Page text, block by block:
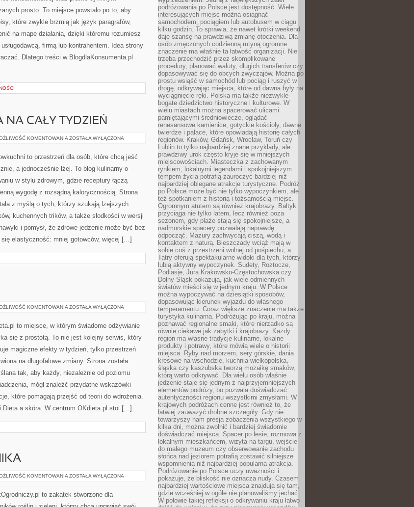
prosto. To miejsce powstało po to, aby
które zwykle brzmią jak język paragrafów,
na mapę działania, dzięki któremu rozumiesz
firmą lub kontrahentem. Idea strony
Dlatego treści w BlogdlaKonsumenta.pl
NA CAŁY TYDZIEŃ
KOMENTOWANIA MEAL
PUDEŁKA
NA
TYDZIEŃ
ZOSTAŁA WYŁĄCZONA
to przestrzeń dla osób, które chcą jeść
a jednocześnie lżej. To blog kulinarny o
w stylu zdrowym, gdzie receptury łączą
wygodę z rozsądną kalorycznością. Strona
z myślą o tych, którzy szukają lżejszych
kuchennych trików, a także słodkości w wersji
i pomysł, że zdrowe jedzenie może być bez
elastyczność: mniej gotowców, więcej […]
KOMENTOWANIA SUPLEMENTY
ZOSTAŁA WYŁĄCZONA
to miejsce, w którym świadome odżywianie
się z prostotą. To nie jest kolejny serwis, który
magiczne efekty w tydzień, tylko przestrzeń
na długofalowe zmiany. Strona została
tak, aby każdy, niezależnie od poziomu
mógł znaleźć przydatne wskazówki
które pomagają przejść od teorii do wdrożenia.
Dieta a skóra. W centrum OKdieta.pl stoi […]
KOMENTOWANIA KALENDARZ
ZOSTAŁA WYŁĄCZONA
to zakątek stworzone dla
podróżowania po Polsce jest dostępność. Wiele
interesujących miejsc można osiągnąć
samochodem, pociągiem lub autobusem w ciągu
kilku godzin. To sprawia, że nawet krótki weekend
daje szansę na prawdziwą zmianę otoczenia. Dla
osób zmęczonych codzienną rutyną ogromne
znaczenie ma właśnie ta łatwość organizacji. Nie
trzeba przechodzić przez skomplikowane
procedury, planować waluty, długich transferów czy
dopasowywać się do obcych zwyczajów. Można po
prostu wsiąść w samochód lub pociąg i ruszyć w
drogę, odkrywając miejsca, które od dawna były na
wyciągnięcie ręki. Polska ma także niezwykle
bogate dziedzictwo historyczne i kulturowe. W
wielu miastach można spacerować ulicami
pamiętającymi średniowiecze, oglądać
renesansowe kamienice, gotyckie kościoły, dawne
twierdze i pałace, które opowiadają historię całych
regionów. Kraków, Gdańsk, Wrocław, Toruń czy
Lublin to tylko najbardziej znane przykłady, ale
prawdziwy urok często kryje się w mniejszych
miejscowościach. Miasteczka z zachowanym
rynkiem, lokalnymi legendami i spokojniejszym
tempem życia potrafią zauroczyć bardziej niż
najbardziej oblegane atrakcje turystyczne. Podróż
po Polsce może być nie tylko wypoczynkiem, ale
też spotkaniem z historią i tożsamością miejsc.
Ogromnym atutem są również krajobrazy. Bałtyk
przyciąga nie tylko latem, lecz również poza
sezonem, gdy plaże stają się spokojniejsze, a
nadmorskie spacery pozwalają naprawdę
odpocząć. Mazury zachwycają ciszą, wodą i
kontaktem z naturą. Bieszczady wciąż mają w
sobie coś z przestrzeni wolnej od pośpiechu, a
Tatry oferują spektakularne widoki dla tych, którzy
lubią aktywny wypoczynek. Sudety, Roztocze,
Podlasie, Jura Krakowsko-Częstochowska czy
Dolny Śląsk pokazują, jak wiele odmiennych
światów mieści się w jednym kraju. W Polsce
można wypoczywać na dziesiątki sposobów,
dopasowując kierunek wyjazdu do własnego
temperamentu. Coraz większe znaczenie ma także
turystyka kulinarna. Podróżując po kraju, można
poznawać regionalne smaki, które nierzadko są
równie ciekawe jak zabytki i krajobrazy. Każdy
region ma własne tradycje kulinarne, lokalne
produkty i potrawy, które mówią wiele o historii
miejsca. Ryby nad morzem, sery górskie, dania
kresowe na wschodzie, kuchnia wielkopolska,
śląska czy kaszubska tworzą mozaikę smaków,
którą warto odkrywać. Dla wielu osób właśnie
jedzenie staje się jednym z najprzyjemniejszych
elementów podróży, bo pozwala doświadczać
autentyczności regionu wszystkimi zmysłami. W
krajowych podróżach cenne jest również to, że
łatwiej zauważyć drobne szczegóły. Gdy nie
towarzyszy nam presja zobaczenia wszystkiego w
kilka dni, można zwolnić i bardziej świadomie
doświadczać miejsca. Spacer po lesie, rozmowa z
lokalnym mieszkańcem, wizyta na targu, wejście
do małego muzeum czy obserwowanie zachodu
słońca nad jeziorem potrafią zostawić silniejsze
wspomnienia niż najbardziej popularna atrakcja.
Podróżowanie po Polsce uczy uważności i
pokazuje, że bliskość nie oznacza nudy. Czasem
najbardziej wartościowe miejsca znajdują się tam,
gdzie wcześniej w ogóle nie planowaliśmy jechać.
W połowie takiej refleksji o odkrywaniu kraju łatwo